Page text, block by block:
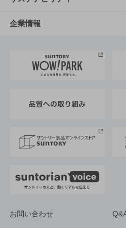
栄養成分一覧
工場見学
地域情報
サントリーホール
サントリーサンバーズ大阪
サステナビリティTOP
サントリーが考えるサステナ
企業情報
企業概要
採用情報
お問い合わせ